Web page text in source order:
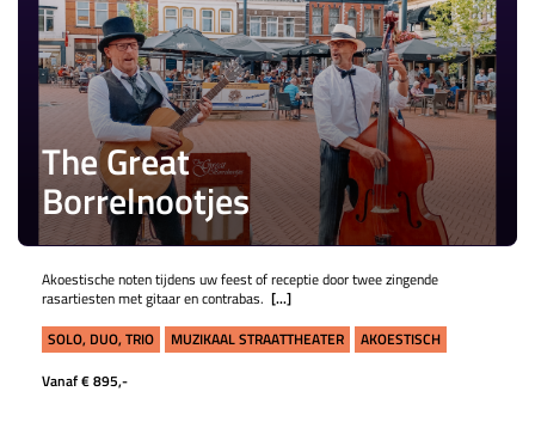
The Great
Borrelnootjes
Akoestische noten tijdens uw feest of receptie door twee zingende
rasartiesten met gitaar en contrabas. [...]
SOLO, DUO, TRIO
MUZIKAAL STRAATTHEATER
AKOESTISCH
Vanaf € 895,-